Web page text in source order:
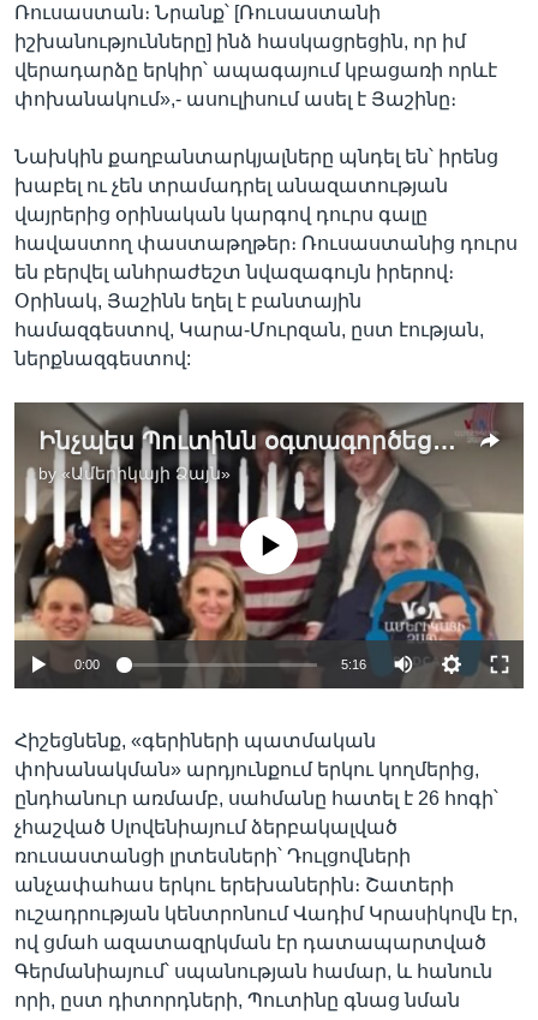
Ռուսաստան։ Նրանք՝ [Ռուսաստանի
իշխանությունները] ինձ հասկացրեցին, որ իմ
վերադարձը երկիր՝ ապագայում կբացառի որևէ
փոխանակում»,- ասուլիսում ասել է Յաշինը։
Նախկին քաղբանտարկյալները պնդել են՝ իրենց
խաբել ու չեն տրամադրել անազատության
վայրերից օրինական կարգով դուրս գալը
հավաստող փաստաթղթեր։ Ռուսաստանից դուրս
են բերվել անհրաժեշտ նվազագույն իրերով։
Օրինակ, Յաշինն եղել է բանտային
համազգեստով, Կարա-Մուրզան, ըստ էության,
ներքնազգեստով:
Ինչպես Պուտինն օգտագործեց «գերիների պատմական փոխանակումը»՝ երկրից վտարելու համաքաղաքացիներին
by «Ամերիկայի Ձայն»
No media source currently available
0:00 5:16
Հիշեցնենք, «գերիների պատմական
փոխանակման» արդյունքում երկու կողմերից,
ընդհանուր առմամբ, սահմանը հատել է 26 հոգի՝
չհաշված Սլովենիայում ձերբակալված
ռուսաստանցի լրտեսների՝ Դուլցովների
անչափահաս երկու երեխաներին։ Շատերի
ուշադրության կենտրոնում Վադիմ Կրասիկովն էր,
ով ցմահ ազատազրկման էր դատապարտված
Գերմանիայում՝ սպանության համար, և հանուն
որի, ըստ դիտորդների, Պուտինը գնաց նման